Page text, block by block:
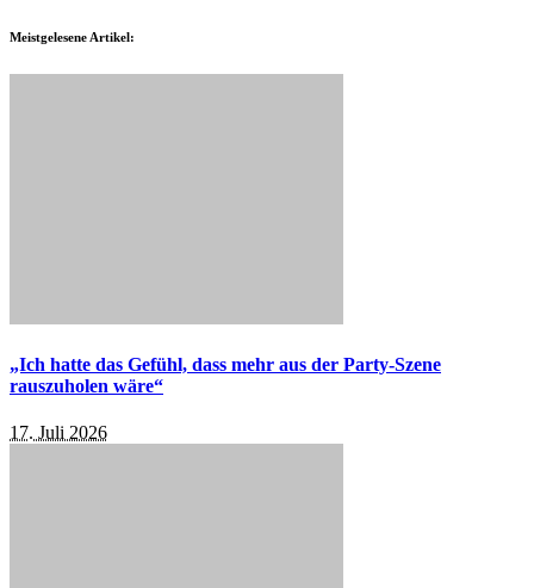
Meistgelesene Artikel:
„Ich hatte das Gefühl, dass mehr aus der Party-Szene
rauszuholen wäre“
17. Juli 2026